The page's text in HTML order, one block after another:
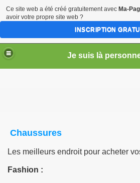
Chaussures
Les meilleurs endroit pour acheter
Fashion :
Ce site web a été créé gratuitement avec Ma-
avoir votre propre site web ?
INSCRIPTION